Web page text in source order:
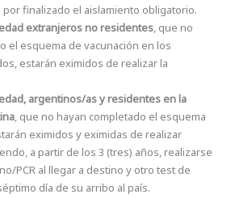
finalizado el aislamiento obligatorio.
extranjeros no residentes, que no
el esquema de vacunación en los
estarán eximidos de realizar la
argentinos/as y residentes en la
, que no hayan completado el esquema
eximidos y eximidas de realizar
a partir de los 3 (tres) años, realizarse
PCR al llegar a destino y otro test de
día de su arribo al país.